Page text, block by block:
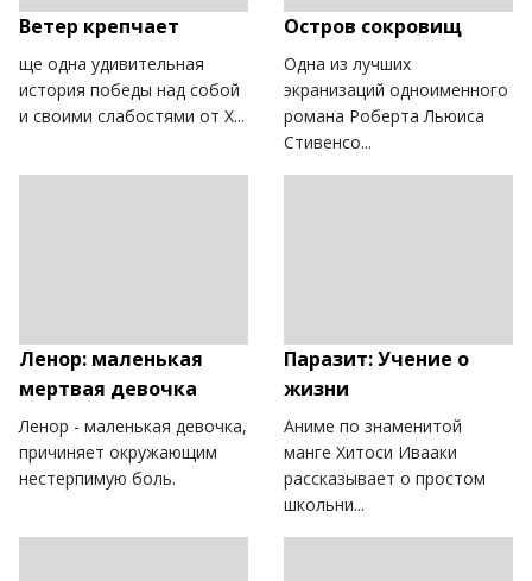
Ветер крепчает
ще одна удивительная
история победы над собой
и своими слабостями от Х...
Остров сокровищ
Одна из лучших
экранизаций одноименного
романа Роберта Льюиса
Стивенсо...
Ленор: маленькая
мертвая девочка
Ленор - маленькая девочка,
причиняет окружающим
нестерпимую боль.
Паразит: Учение о
жизни
Аниме по знаменитой
манге Хитоси Ивааки
рассказывает о простом
школьни...